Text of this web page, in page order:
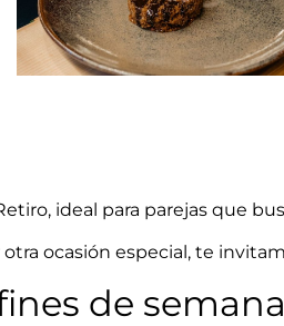
ideal para parejas que
ocasión especial, te
de